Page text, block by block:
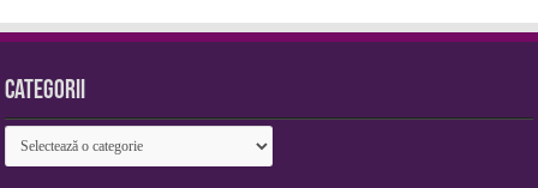
Categorii
Categorii